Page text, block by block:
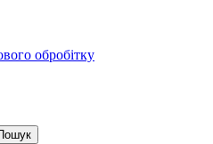
обробітку